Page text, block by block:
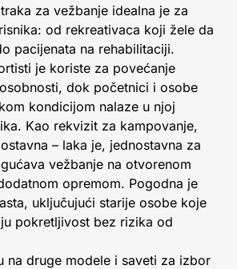
za vežbanje idealna je za
od rekreativaca koji žele da
pacijenata na rehabilitaciji.
je koriste za povećanje
dok početnici i osobe
kondicijom nalaze u njoj
Kao rekvizit za kampovanje,
– laka je, jednostavna za
vežbanje na otvorenom
opremom. Pogodna je
uključujući starije osobe koje
pokretljivost bez rizika od
na druge modele i saveti za izbor